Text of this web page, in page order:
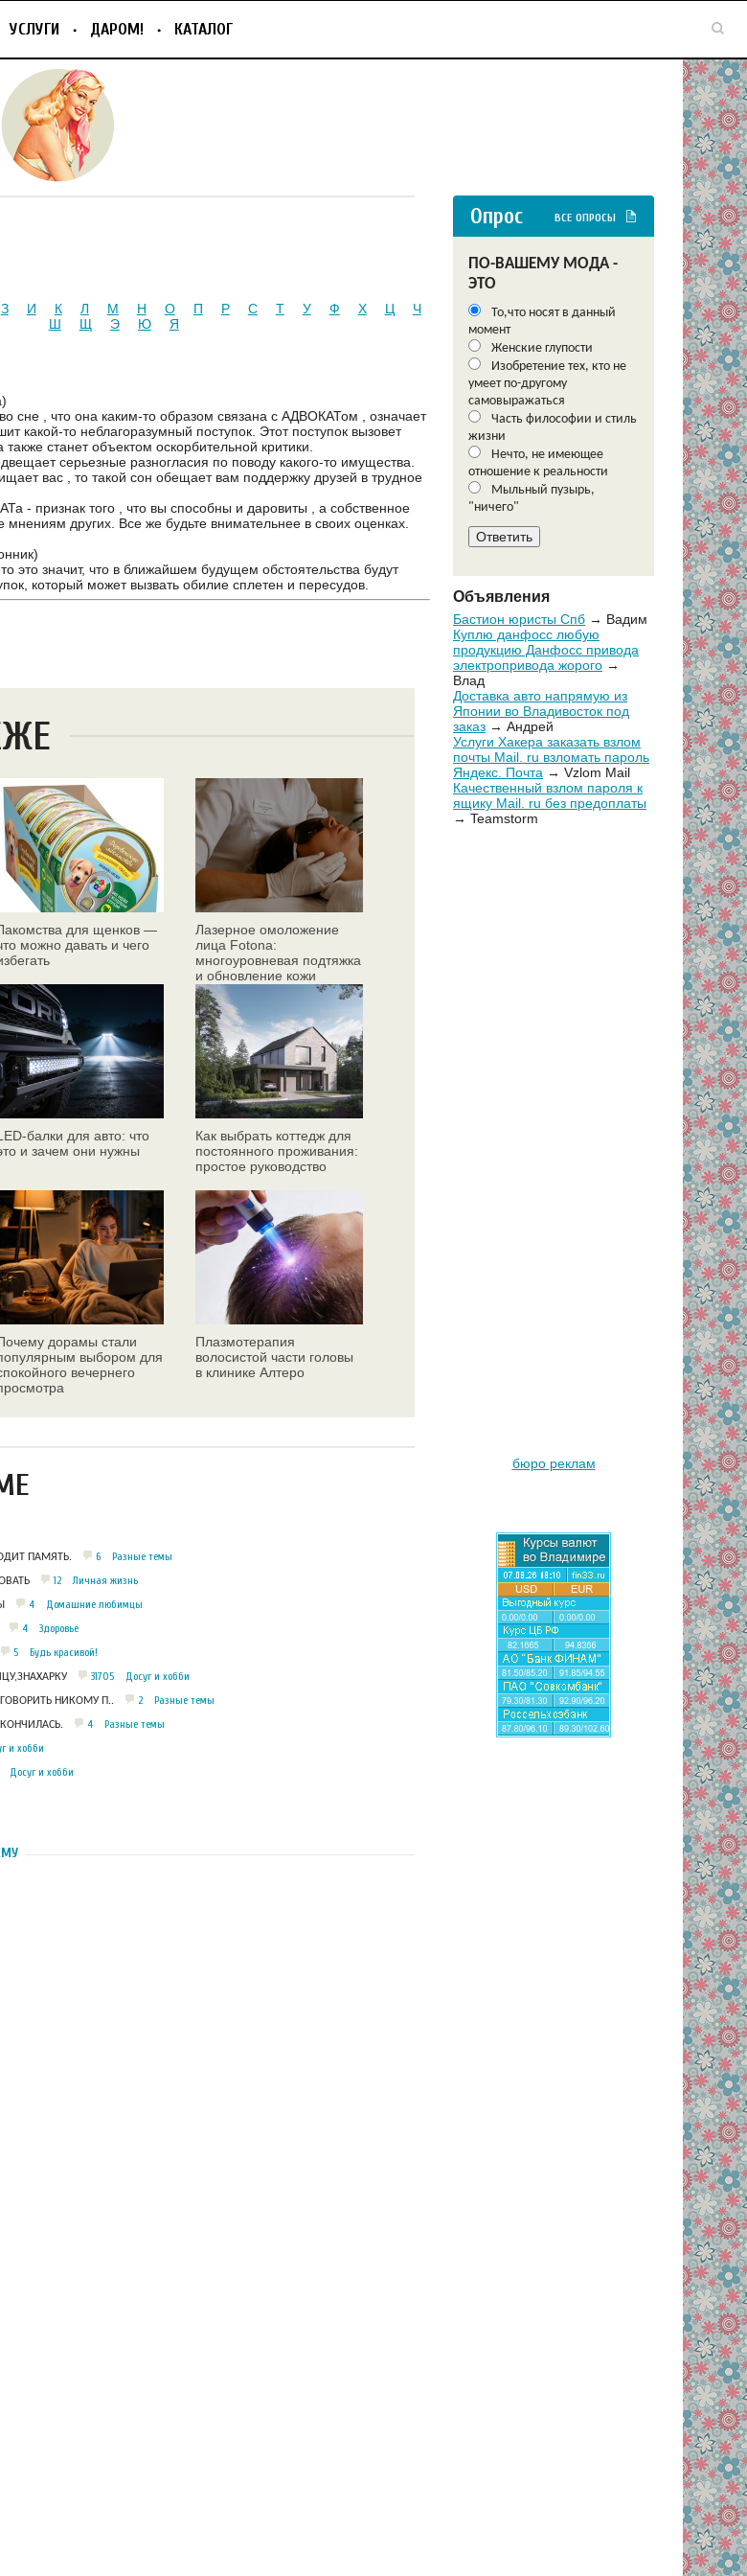
УСЛУГИ ДАРОМ! КАТАЛОГ
З И К Л М Н О П Р С Т У Ф Х Ц
Ч
Ш
Щ Э Ю Я
сне , что она каким-то образом связана с АДВОКАТом , означает
какой-то неблагоразумный поступок. Этот поступок вызовет
станет объектом оскорбительной критики.
серьезные разногласия по поводу какого-то имущества.
вас , то такой сон обещает вам поддержку друзей в трудное
- признак того , что вы способны и даровиты , а собственное
мнениям других. Все же будьте внимательнее в своих оценках.
это значит, что в ближайшем будущем обстоятельства будут
который может вызвать обилие сплетен и пересудов.
для щенков —
можно давать и чего
Лазерное омоложение
лица Fotona:
многоуровневая подтяжка
и обновление кожи
балки для авто: что
и зачем они нужны
Как выбрать коттедж для
постоянного проживания:
простое руководство
дорамы стали
выбором для
вечернего
Плазмотерапия
волосистой части головы
в клинике Алтеро
ПАМЯТЬ. 6 Разные темы
12 Личная жизнь
4 Домашние любимцы
4 Здоровье
5 Будь красивой!
31705 Досуг и хобби
НИКОМУ П.. 2 Разные темы
4 Разные темы
и хобби
Досуг и хобби
Опрос ВСЕ ОПРОСЫ
ПО-ВАШЕМУ МОДА -
ЭТО
То,что носят в данный
момент
Женские глупости
Изобретение тех, кто не
умеет по-другому
самовыражаться
Часть философии и стиль
жизни
Нечто, не имеющее
отношение к реальности
Мыльный пузырь,
"ничего"
Объявления
Бастион юристы Спб → Вадим
Куплю данфосс любую
продукцию Данфосс привода
электропривода жорого →
Влад
Доставка авто напрямую из
Японии во Владивосток под
заказ → Андрей
Услуги Хакера заказать взлом
почты Mail. ru взломать пароль
Яндекс. Почта → Vzlom Mail
Качественный взлом пароля к
ящику Mail. ru без предоплаты
→ Teamstorm
бюро реклам